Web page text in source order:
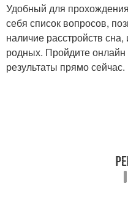
Удобный для
себя список вопросов,
наличие расстройств
родных. Пройдите онлайн
результаты прямо сейчас.